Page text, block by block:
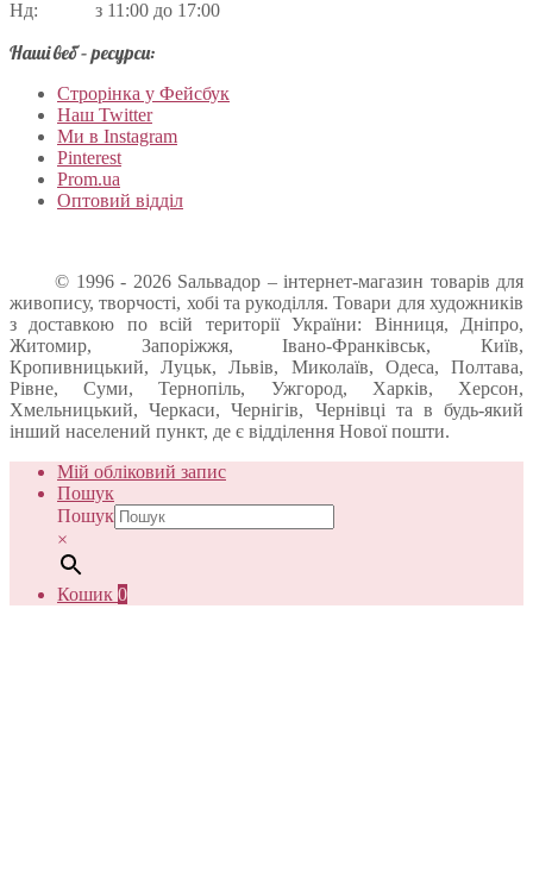
Нд: з 11:00 до 17:00
Наші веб – ресурси:
Строрінка у Фейсбук
Наш Twitter
Ми в Instagram
Pinterest
Prom.ua
Оптовий відділ
© 1996 - 2026 Sальвадор – інтернет-магазин товарів для
живопису, творчості, хобі та рукоділля. Товари для художників
з доставкою по всій території України: Вінниця, Дніпро,
Житомир, Запоріжжя, Івано-Франківськ, Київ,
Кропивницький, Луцьк, Львів, Миколаїв, Одеса, Полтава,
Рівне, Суми, Тернопіль, Ужгород, Харків, Херсон,
Хмельницький, Черкаси, Чернігів, Чернівці та в будь-який
інший населений пункт, де є відділення Нової пошти.
Мій обліковий запис
Пошук
Пошук
×
Кошик 0